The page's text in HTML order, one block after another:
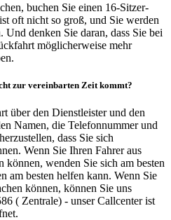
buchen Sie einen 16-Sitzer-
oft nicht so groß, und Sie werden
denken Sie daran, dass Sie bei
möglicherweise mehr
zur vereinbarten Zeit kommt?
über den Dienstleister und den
Namen, die Telefonnummer und
dass Sie sich
Wenn Sie Ihren Fahrer aus
wenden Sie sich am besten
am besten helfen kann. Wenn Sie
können, können Sie uns
( Zentrale) - unser Callcenter ist